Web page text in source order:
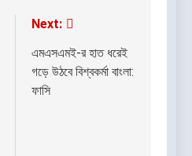
Next:
এমএসএমই-র হাত ধরেই
গড়ে উঠবে বিশ্বকর্মা বাংলা:
ফাসি